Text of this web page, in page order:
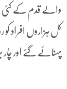
والے قدم کے کئی
کل ہزاروں افراد
پہنائے گئے اور